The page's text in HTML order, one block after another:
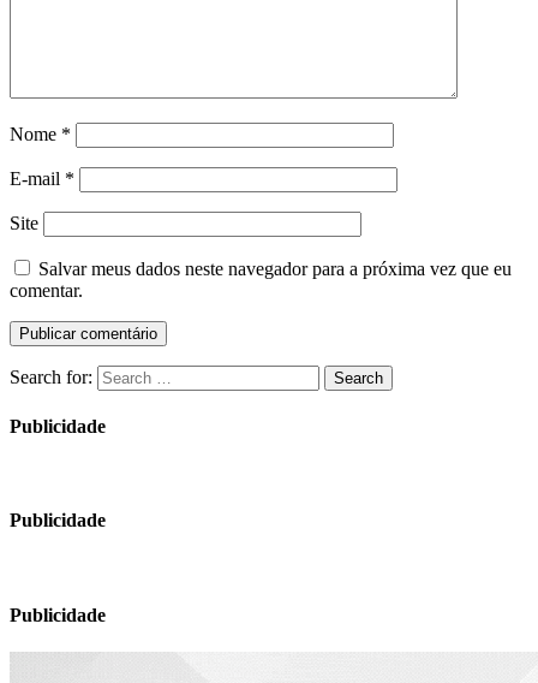
Nome *
E-mail *
Site
Salvar meus dados neste navegador para a próxima vez que eu
comentar.
Search for: Search
Publicidade
Publicidade
Publicidade